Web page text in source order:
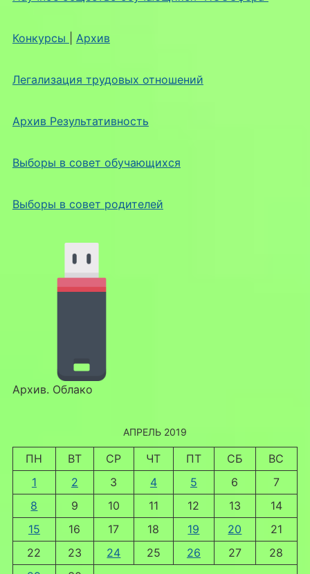
Конкурсы Архив
Легализация трудовых отношений
Архив Результативность
Выборы в совет обучающихся
Выборы в совет родителей
Архив. Облако
АПРЕЛЬ 2019
ПН ВТ СР ЧТ ПТ СБ
ВС
1
2 3 4 5 6
7
8
9 10 11 12 13
14
15
16 17 18 19 20
21
22
23 24 25 26 27
28